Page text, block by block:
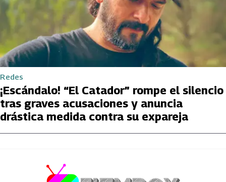
Redes
¡Escándalo! “El Catador” rompe el silencio
tras graves acusaciones y anuncia
drástica medida contra su expareja